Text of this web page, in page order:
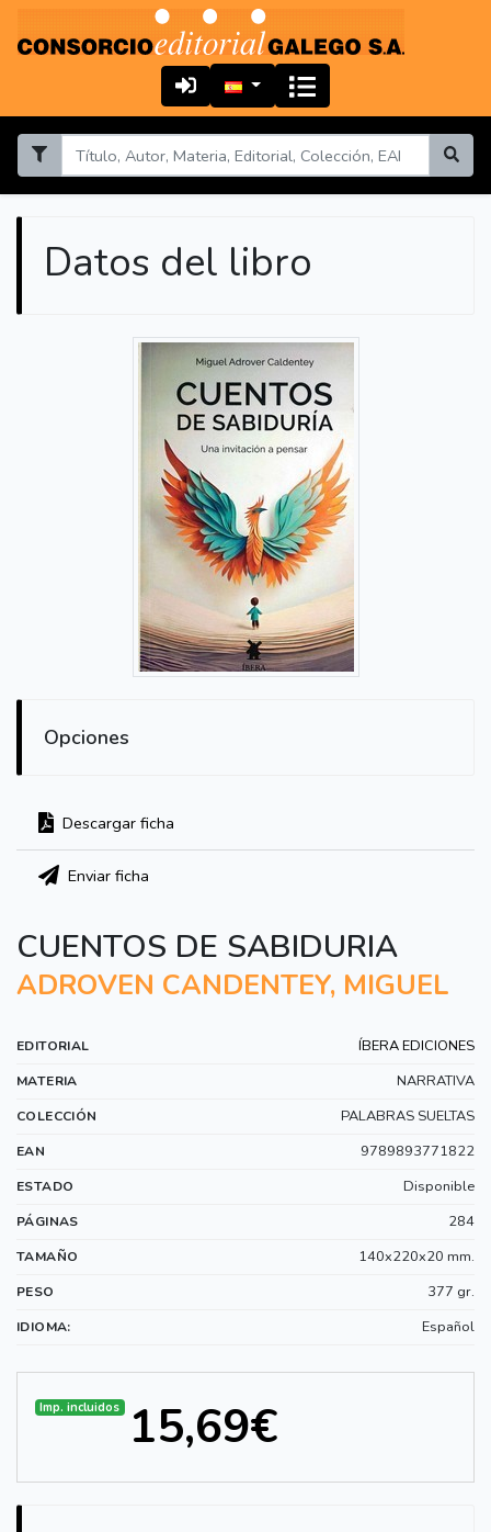
Datos del libro
Opciones
Descargar ficha
Enviar ficha
CUENTOS DE SABIDURIA
ADROVEN CANDENTEY, MIGUEL
EDITORIAL ÍBERA EDICIONES
MATERIA NARRATIVA
COLECCIÓN PALABRAS SUELTAS
EAN 9789893771822
ESTADO Disponible
PÁGINAS 284
TAMAÑO 140x220x20 mm.
PESO 377 gr.
IDIOMA: Español
Imp. incluidos 15,69€